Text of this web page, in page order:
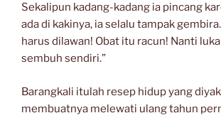
Sekalipun kadang-kadang ia pincang
ada di kakinya, ia selalu tampak
harus dilawan! Obat itu racun! Nanti
sembuh sendiri.”
Barangkali itulah resep hidup yang
membuatnya melewati ulang tahun